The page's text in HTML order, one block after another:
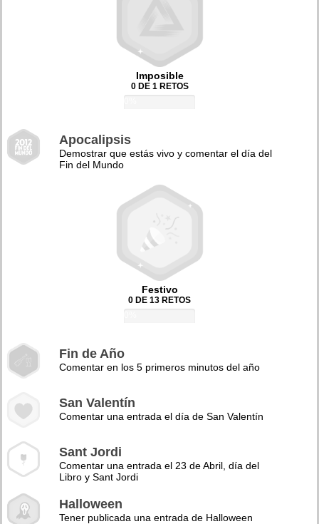
Imposible
0 DE 1 RETOS
Apocalipsis
Demostrar que estás vivo y comentar el día del
Fin del Mundo
Festivo
0 DE 13 RETOS
Fin de Año
Comentar en los 5 primeros minutos del año
San Valentín
Comentar una entrada el día de San Valentín
Sant Jordi
Comentar una entrada el 23 de Abril, día del
Libro y Sant Jordi
Halloween
Tener publicada una entrada de Halloween